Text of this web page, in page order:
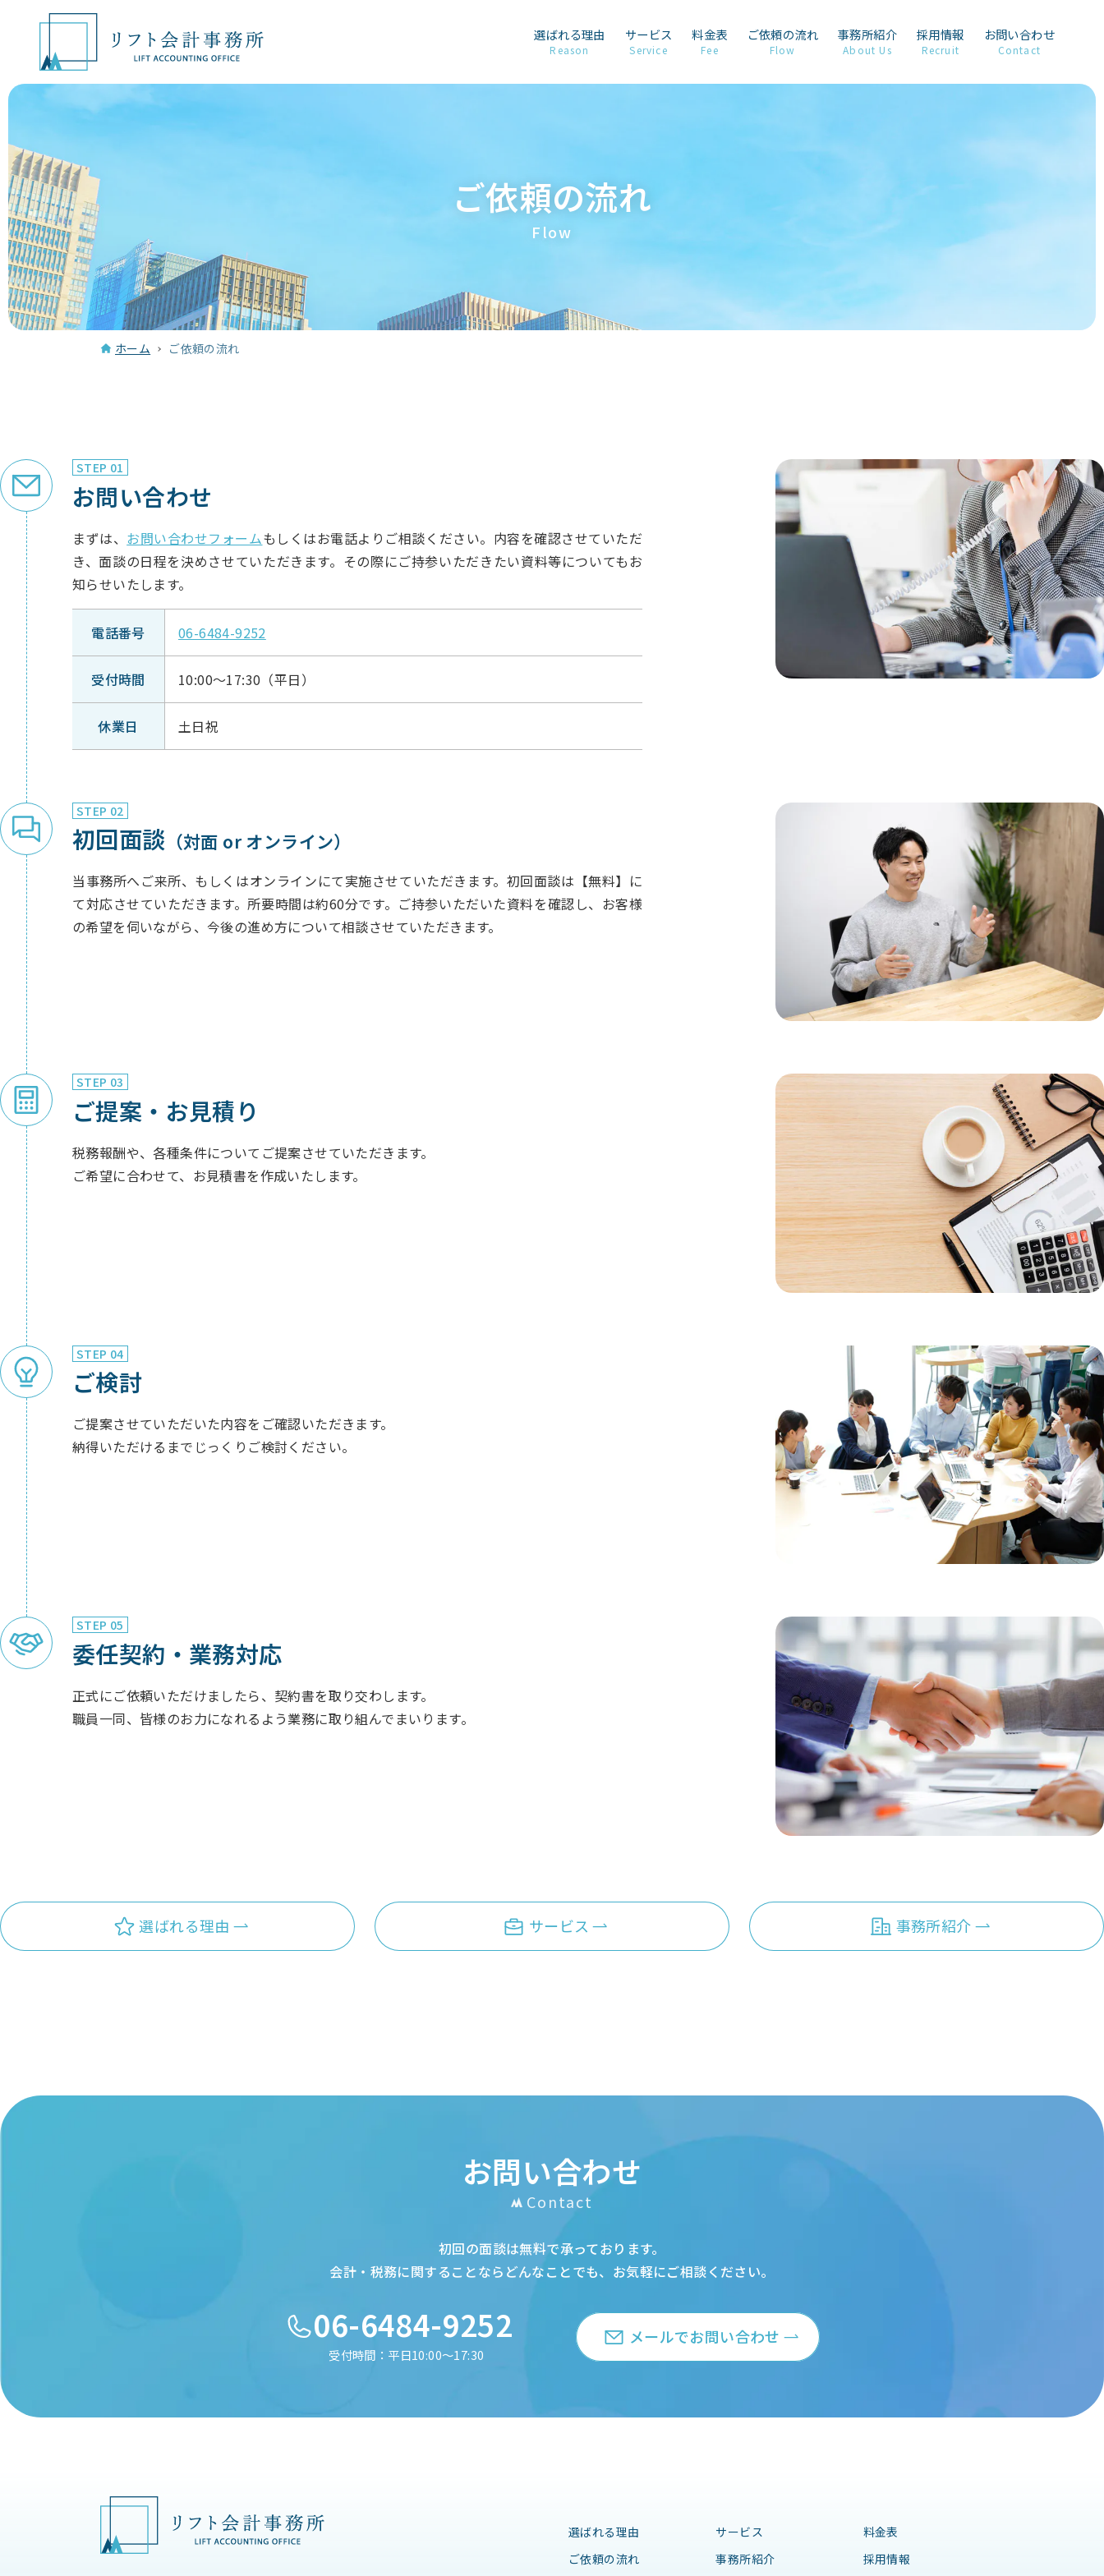
選ばれる理由
Reason
サービス
Service
料金表
Fee
ご依頼の流れ
Flow
事務所紹介
About Us
採用情報
Recruit
お問い合わせ
Contact
ご依頼の流れ
Flow
ホーム ご依頼の流れ
STEP 01
お問い合わせ
まずは、 お問い合わせフォームもしくはお電話よりご相談ください。内容を確認させていただ
き、面談の日程を決めさせていただきます。その際にご持参いただきたい資料等についてもお
知らせいたします。
電話番号 06-6484-9252
受付時間 10:00〜17:30（平日）
休業日 土日祝
STEP 02
初回面談 （対面 or オンライン）
当事務所へご来所、もしくはオンラインにて実施させていただきます。初回面談は【無料】に
て対応させていただきます。所要時間は約60分です。ご持参いただいた資料を確認し、お客様
の希望を伺いながら、今後の進め方について相談させていただきます。
STEP 03
ご提案・お見積り
税務報酬や、各種条件についてご提案させていただきます。
ご希望に合わせて、お見積書を作成いたします。
STEP 04
ご検討
ご提案させていただいた内容をご確認いただきます。
納得いただけるまでじっくりご検討ください。
STEP 05
委任契約・業務対応
正式にご依頼いただけましたら、契約書を取り交わします。
職員一同、皆様のお力になれるよう業務に取り組んでまいります。
選ばれる理由 サービス 事務所紹介
お問い合わせ
Contact
初回の面談は無料で承っております。
会計・税務に関することならどんなことでも、お気軽にご相談ください。
06-6484-9252
受付時間：平日10:00～17:30
メールでお問い合わせ
選ばれる理由 サービス
料金表
ご依頼の流れ
事務所紹介 採用情報